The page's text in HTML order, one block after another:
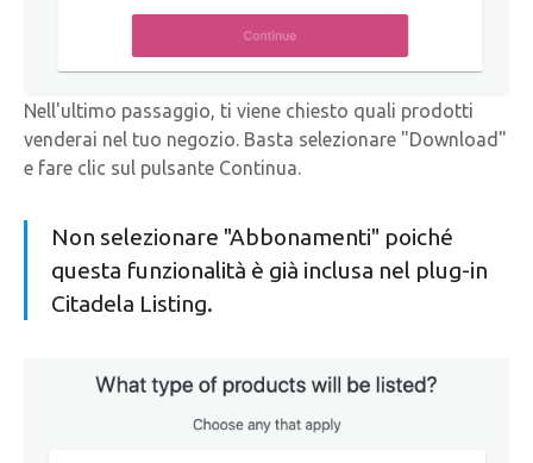
Nell'ultimo passaggio, ti viene chiesto quali prodotti
venderai nel tuo negozio. Basta selezionare "Download"
e fare clic sul pulsante Continua.
Non selezionare "Abbonamenti" poiché
questa funzionalità è già inclusa nel plug-in
Citadela Listing.